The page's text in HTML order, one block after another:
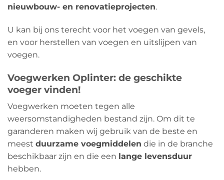
nieuwbouw- en renovatieprojecten.
U kan bij ons terecht voor het voegen van gevels,
en voor herstellen van voegen en uitslijpen van
voegen.
Voegwerken Oplinter: de geschikte
voeger vinden!
Voegwerken moeten tegen alle
weersomstandigheden bestand zijn. Om dit te
garanderen maken wij gebruik van de beste en
meest duurzame voegmiddelen die in de branche
beschikbaar zijn en die een lange levensduur
hebben.